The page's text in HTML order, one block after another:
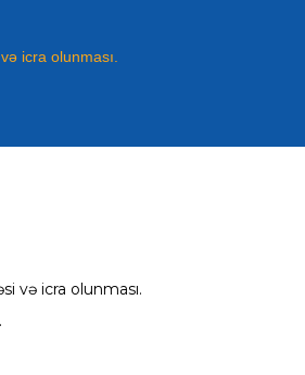
icra olunması.
və icra olunması.